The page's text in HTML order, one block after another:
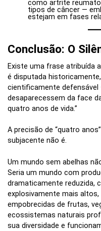
como artrite
tipos de câncer —
estejam em fases
Conclusão: O
Existe uma frase atribuída
é disputada
cientificamente defensável
desaparecessem da face
quatro anos de vida.”
A precisão de “quatro
subjacente não é.
Um mundo sem abelhas
Seria um mundo com
dramaticamente reduzida,
explosivamente mais
empobrecidas de frutas,
ecossistemas naturais
sua diversidade e